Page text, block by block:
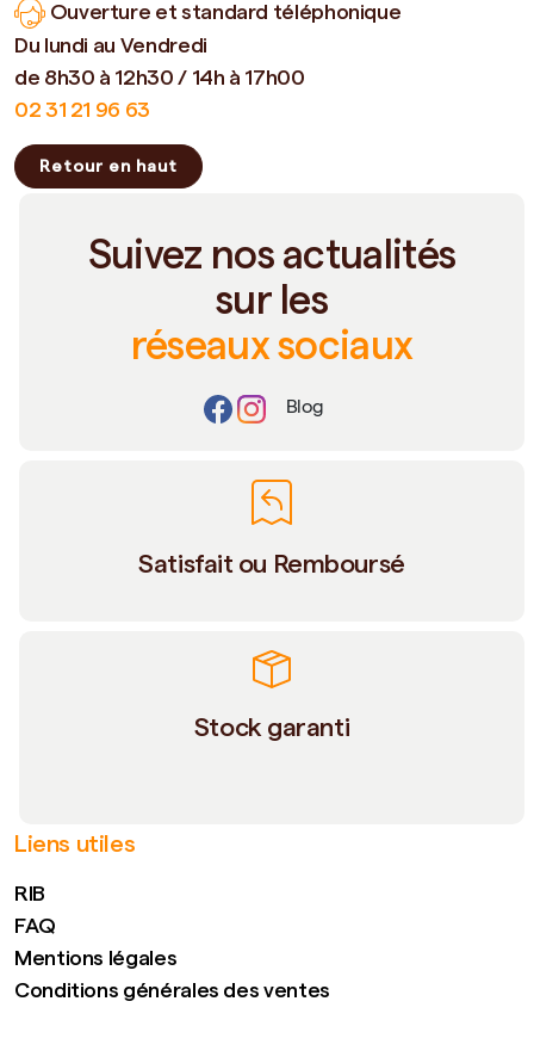
Ouverture et standard téléphonique
Du lundi au Vendredi
de 8h30 à 12h30 / 14h à 17h00
02 31 21 96 63
Retour en haut
Suivez nos actualités
sur les
réseaux sociaux
Blog
Satisfait ou Remboursé
Stock garanti
Liens utiles
RIB
FAQ
Mentions légales
Conditions générales des ventes